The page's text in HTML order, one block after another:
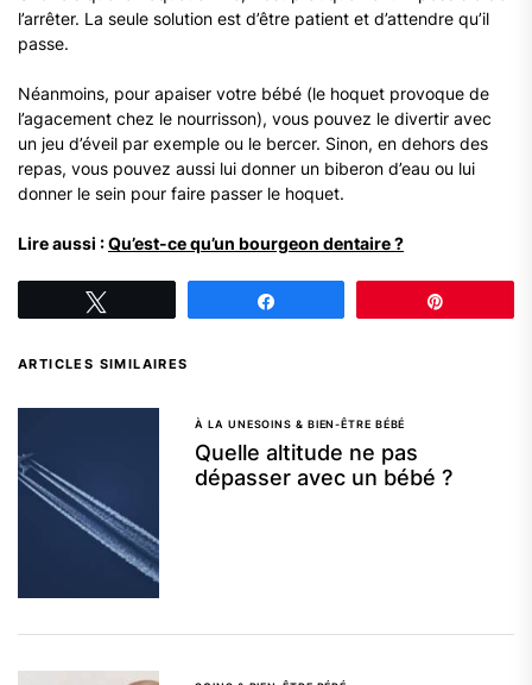
l’arrêter. La seule solution est d’être patient et d’attendre qu’il
passe.
Néanmoins, pour apaiser votre bébé (le hoquet provoque de
l’agacement chez le nourrisson), vous pouvez le divertir avec
un jeu d’éveil par exemple ou le bercer. Sinon, en dehors des
repas, vous pouvez aussi lui donner un biberon d’eau ou lui
donner le sein pour faire passer le hoquet.
Lire aussi :Qu’est-ce qu’un bourgeon dentaire ?
ARTICLES SIMILAIRES
À LA UNESOINS & BIEN-ÊTRE BÉBÉ
Quelle altitude ne pas
dépasser avec un bébé ?